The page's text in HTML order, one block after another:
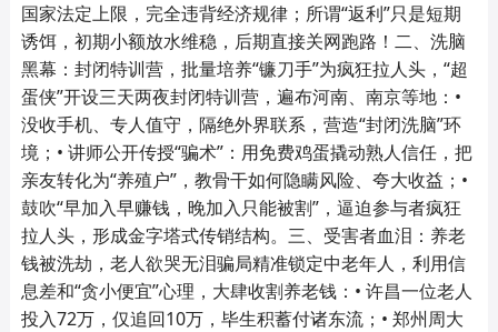
国家法定上限，完全违背经济规律；所谓“返利”只是短期
诱饵，初期小额放水维稳，后期直接关网跑路！二、洗脑
黑幕：封闭特训营，批量培养“镰刀手”为疯狂拉人头，“超
蛋侠”开设三天两夜封闭特训营，遍布河南、南京等地：•
没收手机、专人值守，隔绝外界联系，营造“封闭洗脑”环
境；• 讲师公开传授“骗术”：用免费鸡蛋撬动熟人信任，把
亲友转化为“养殖户”，教骨干如何隐瞒风险、夸大收益；•
鼓吹“早加入早赚钱，晚加入只能被割”，逼迫参与者疯狂
拉人头，形成金字塔式传销结构。三、受害者血泪：养老
钱被洗劫，老人欲哭无泪骗局精准锁定中老年人，利用信
息差和“贪小便宜”心理，大肆收割养老钱：• 许昌一位老人
投入72万，仅追回10万，毕生积蓄付诸东流；• 郑州周大